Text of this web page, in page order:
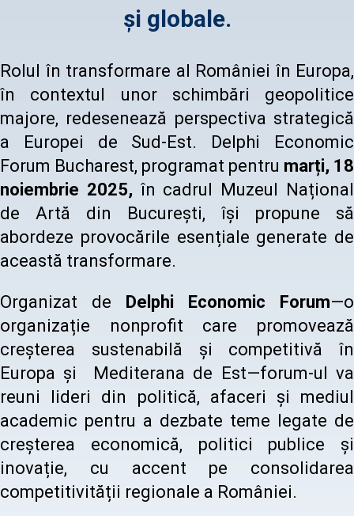
și globale.
Rolul în transformare al României în Europa,
în contextul unor schimbări geopolitice
majore, redesenează perspectiva strategică
a Europei de Sud-Est. Delphi Economic
Forum Bucharest, programat pentru marți, 18
noiembrie 2025, în cadrul Muzeul Național
de Artă din București, își propune să
abordeze provocările esențiale generate de
această transformare.
Organizat de Delphi Economic Forum—o
organizație nonprofit care promovează
creșterea sustenabilă și competitivă în
Europa și Mediterana de Est—forum-ul va
reuni lideri din politică, afaceri și mediul
academic pentru a dezbate teme legate de
creșterea economică, politici publice și
inovație, cu accent pe consolidarea
competitivității regionale a României.